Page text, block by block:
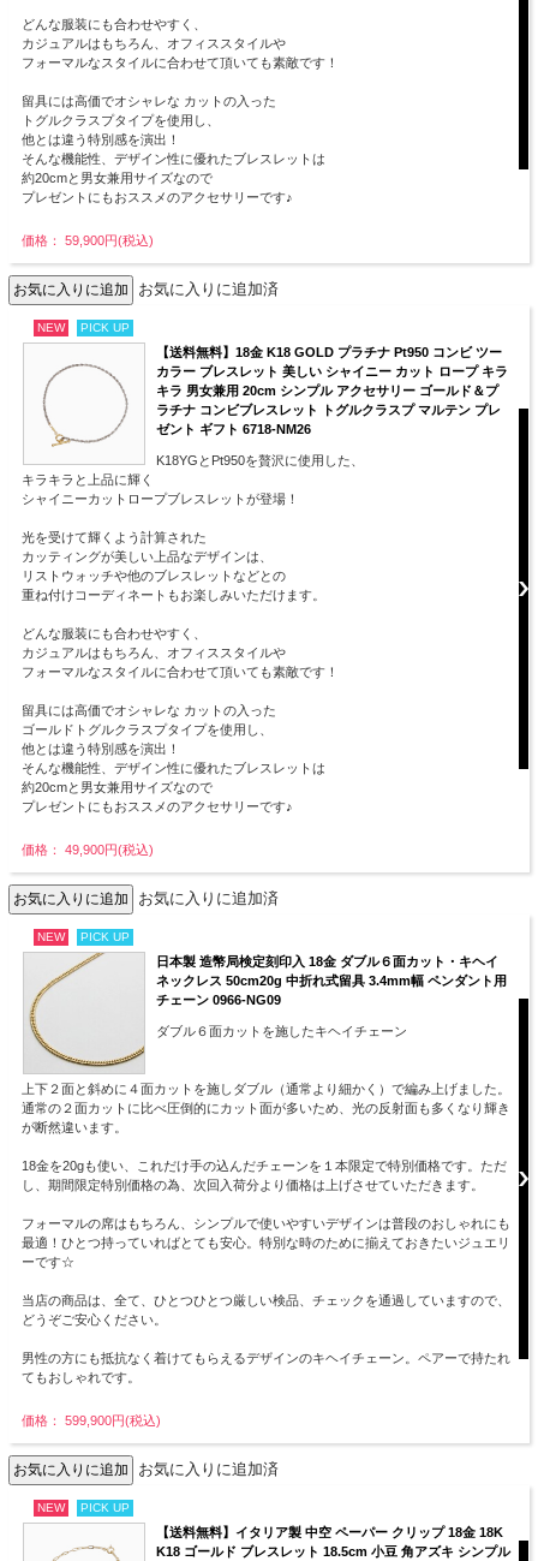
どんな服装にも合わせやすく、
カジュアルはもちろん、オフィススタイルや
フォーマルなスタイルに合わせて頂いても素敵です！
留具には高価でオシャレな カットの入った
トグルクラスプタイプを使用し、
他とは違う特別感を演出！
そんな機能性、デザイン性に優れたブレスレットは
約20cmと男女兼用サイズなので
プレゼントにもおススメのアクセサリーです♪
価格： 59,900円(税込)
お気に入りに追加済
NEW PICK UP
【送料無料】18金 K18 GOLD プラチナ Pt950 コンビ ツー
カラー ブレスレット 美しい シャイニー カット ロープ キラ
キラ 男女兼用 20cm シンプル アクセサリー ゴールド＆プ
ラチナ コンビブレスレット トグルクラスプ マルテン プレ
ゼント ギフト 6718-NM26
K18YGとPt950を贅沢に使用した、
キラキラと上品に輝く
シャイニーカットロープブレスレットが登場！
光を受けて輝くよう計算された
カッティングが美しい上品なデザインは、
リストウォッチや他のブレスレットなどとの
重ね付けコーディネートもお楽しみいただけます。
どんな服装にも合わせやすく、
カジュアルはもちろん、オフィススタイルや
フォーマルなスタイルに合わせて頂いても素敵です！
留具には高価でオシャレな カットの入った
ゴールドトグルクラスプタイプを使用し、
他とは違う特別感を演出！
そんな機能性、デザイン性に優れたブレスレットは
約20cmと男女兼用サイズなので
プレゼントにもおススメのアクセサリーです♪
価格： 49,900円(税込)
お気に入りに追加済
NEW PICK UP
日本製 造幣局検定刻印入 18金 ダブル６面カット・キヘイ
ネックレス 50cm20g 中折れ式留具 3.4mm幅 ペンダント用
チェーン 0966-NG09
ダブル６面カットを施したキヘイチェーン
上下２面と斜めに４面カットを施しダブル（通常より細かく）で編み上げました。
通常の２面カットに比べ圧倒的にカット面が多いため、光の反射面も多くなり輝き
が断然違います。
18金を20gも使い、これだけ手の込んだチェーンを１本限定で特別価格です。ただ
し、期間限定特別価格の為、次回入荷分より価格は上げさせていただきます。
フォーマルの席はもちろん、シンプルで使いやすいデザインは普段のおしゃれにも
最適！ひとつ持っていればとても安心。特別な時のために揃えておきたいジュエリ
ーです☆
当店の商品は、全て、ひとつひとつ厳しい検品、チェックを通過していますので、
どうぞご安心ください。
男性の方にも抵抗なく着けてもらえるデザインのキヘイチェーン。ペアーで持たれ
てもおしゃれです。
価格： 599,900円(税込)
お気に入りに追加済
NEW PICK UP
【送料無料】イタリア製 中空 ペーパー クリップ 18金 18K
K18 ゴールド ブレスレット 18.5cm 小豆 角アズキ シンプル